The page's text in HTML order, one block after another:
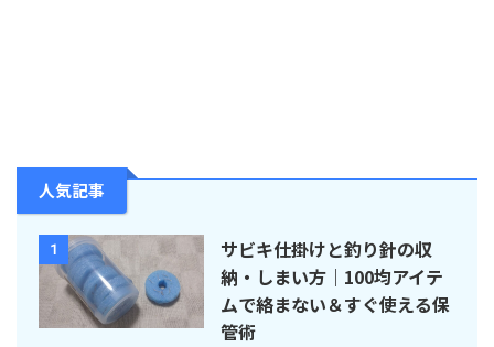
人気記事
1
サビキ仕掛けと釣り針の収
納・しまい方｜100均アイテ
ムで絡まない＆すぐ使える保
管術